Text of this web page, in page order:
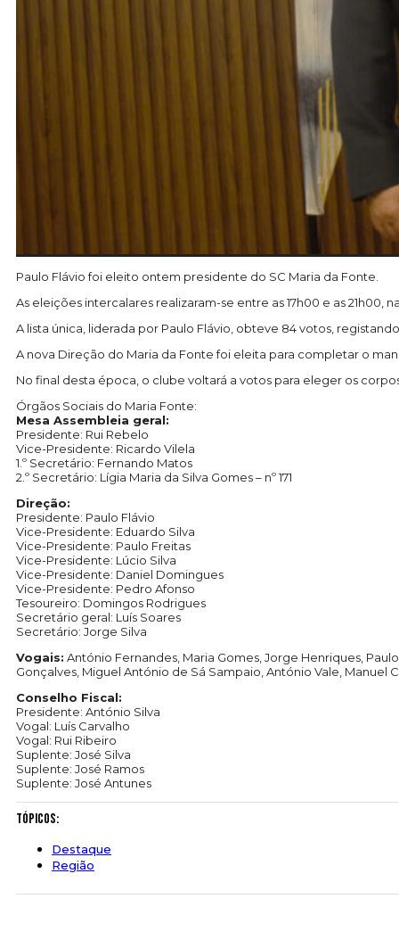
Paulo Flávio foi eleito ontem presidente do SC Maria da Fonte.
As eleições intercalares realizaram-se entre as 17h00 e as 21h00,
A lista única, liderada por Paulo Flávio, obteve 84 votos,
A nova Direção do Maria da Fonte foi eleita para completar o
No final desta época, o clube voltará a votos para eleger os
Órgãos Sociais do Maria Fonte:
Mesa Assembleia geral:
Presidente: Rui Rebelo
Vice-Presidente: Ricardo Vilela
1.º Secretário: Fernando Matos
2.º Secretário: Lígia Maria da Silva Gomes – nº 171
Direção:
Presidente: Paulo Flávio
Vice-Presidente: Eduardo Silva
Vice-Presidente: Paulo Freitas
Vice-Presidente: Lúcio Silva
Vice-Presidente: Daniel Domingues
Vice-Presidente: Pedro Afonso
Tesoureiro: Domingos Rodrigues
Secretário geral: Luís Soares
Secretário: Jorge Silva
Vogais: António Fernandes, Maria Gomes, Jorge Henriques,
Gonçalves, Miguel António de Sá Sampaio, António Vale, Manuel
Conselho Fiscal:
Presidente: António Silva
Vogal: Luís Carvalho
Vogal: Rui Ribeiro
Suplente: José Silva
Suplente: José Ramos
Suplente: José Antunes
Tópicos:
Destaque
Região